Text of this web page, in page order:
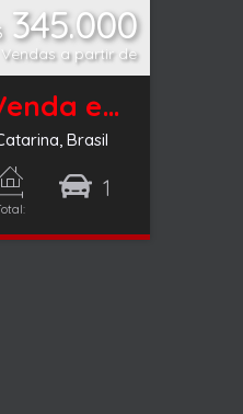
345.000
Vendas a partir de
Geminado Térreo a Venda em Nereu Ramos com Dois Dormitórios
, Brasil
1